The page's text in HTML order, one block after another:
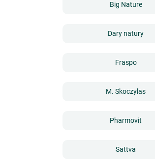
Big Nature
Dary natury
Fraspo
M. Skoczylas
Pharmovit
Sattva